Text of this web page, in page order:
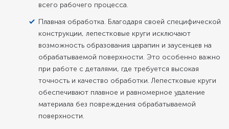
всего рабочего процесса.
Плавная обработка. Благодаря своей специфической
конструкции, лепестковые круги исключают
возможность образования царапин и заусенцев на
обрабатываемой поверхности. Это особенно важно
при работе с деталями, где требуется высокая
точность и качество обработки. Лепестковые круги
обеспечивают плавное и равномерное удаление
материала без повреждения обрабатываемой
поверхности.